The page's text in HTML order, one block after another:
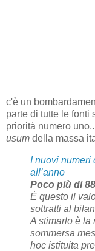
c'è un
parte di tutte le fonti
priorità numero
usum della massa
I nuovi numeri
all’anno
Poco più di
È questo il
sottratti al
A stimarlo è la
sommersa
hoc istituita